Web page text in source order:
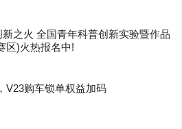
新之火 全国青年科普创新实验暨作品
区)火热报名中!
V23购车锁单权益加码